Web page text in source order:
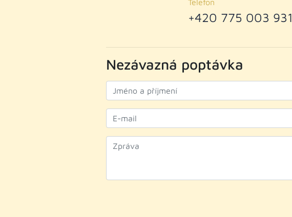
Telefon
+420 775 003 931
Nezávazná poptávka